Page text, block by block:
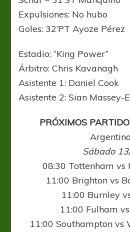
Expulsiones: No hubo
Goles: 32’PT Ayoze Pérez
Estadio: “King Power”
Árbitro: Chris Kavanagh
Asistente 1: Daniel Cook
Asistente 2: Sian Massey-
PRÓXIMOS
Sábado
08:30 Tottenham vs
11:00 Brighton vs
11:00 Burnley
11:00 Fulham
11:00 Southampton vs